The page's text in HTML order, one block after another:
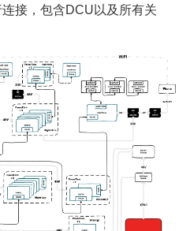
接，包含DCU以及所有关